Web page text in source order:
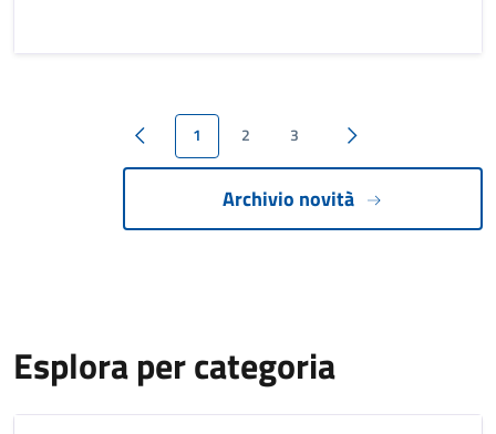
Pagina precedente
1 2 3 Pagina successiva
Archivio novità
Esplora per categoria